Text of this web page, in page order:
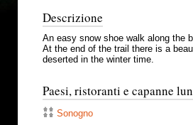
Descrizione
An easy snow shoe walk along the
At the end of the trail there is a
deserted in the winter time.
Paesi, ristoranti e capanne
Sonogno